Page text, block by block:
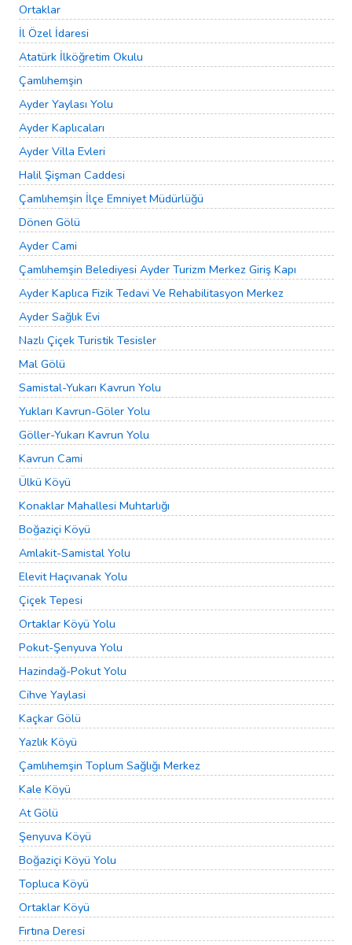
Ortaklar
İl Özel İdaresi
Atatürk İlköğretim Okulu
Çamlıhemşin
Ayder Yaylası Yolu
Ayder Kaplıcaları
Ayder Villa Evleri
Halil Şişman Caddesi
Çamlıhemşin İlçe Emniyet Müdürlüğü
Dönen Gölü
Ayder Cami
Çamlıhemşin Belediyesi Ayder Turizm Merkez Giriş Kapı
Ayder Kaplıca Fizik Tedavi Ve Rehabilitasyon Merkez
Ayder Sağlık Evi
Nazlı Çiçek Turistik Tesisler
Mal Gölü
Samistal-Yukarı Kavrun Yolu
Yukları Kavrun-Göler Yolu
Göller-Yukarı Kavrun Yolu
Kavrun Cami
Ülkü Köyü
Konaklar Mahallesi Muhtarlığı
Boğaziçi Köyü
Amlakit-Samistal Yolu
Elevit Haçıvanak Yolu
Çiçek Tepesi
Ortaklar Köyü Yolu
Pokut-Şenyuva Yolu
Hazindağ-Pokut Yolu
Cihve Yaylasi
Kaçkar Gölü
Yazlık Köyü
Çamlıhemşin Toplum Sağlığı Merkez
Kale Köyü
At Gölü
Şenyuva Köyü
Boğaziçi Köyü Yolu
Topluca Köyü
Ortaklar Köyü
Fırtına Deresi